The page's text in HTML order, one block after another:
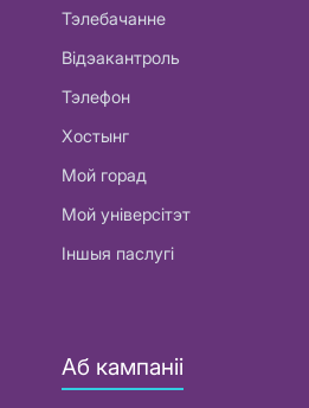
Тэлебачанне
Відэакантроль
Тэлефон
Хостынг
Мой горад
Мой універсітэт
Іншыя паслугі
Аб кампаніі